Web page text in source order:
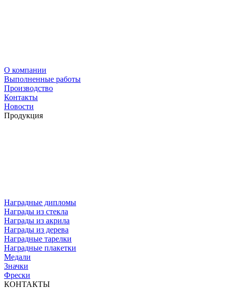
О компании
Выполненные работы
Производство
Контакты
Новости
Продукция
Наградные дипломы
Награды из стекла
Награды из акрила
Награды из дерева
Наградные тарелки
Наградные плакетки
Медали
Значки
Фрески
КОНТАКТЫ